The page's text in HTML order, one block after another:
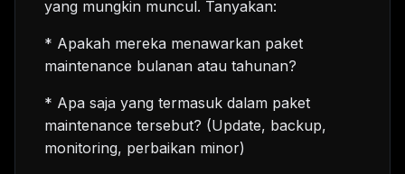
yang mungkin muncul. Tanyakan:
* Apakah mereka menawarkan paket
maintenance bulanan atau tahunan?
* Apa saja yang termasuk dalam paket
maintenance tersebut? (Update, backup,
monitoring, perbaikan minor)